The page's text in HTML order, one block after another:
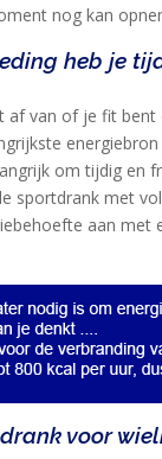
nog kan
heb je
af van of je fit
om tijdig en
sportdrank met
aan
voor